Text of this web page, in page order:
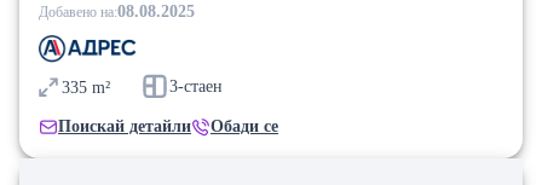
Добавено на:08.08.2025
335 m² 3-стаен
Поискай детайли Обади се